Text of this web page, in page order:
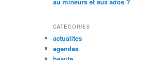
au mineurs et aux ados ?
CATÉGORIES
actualites
agendas